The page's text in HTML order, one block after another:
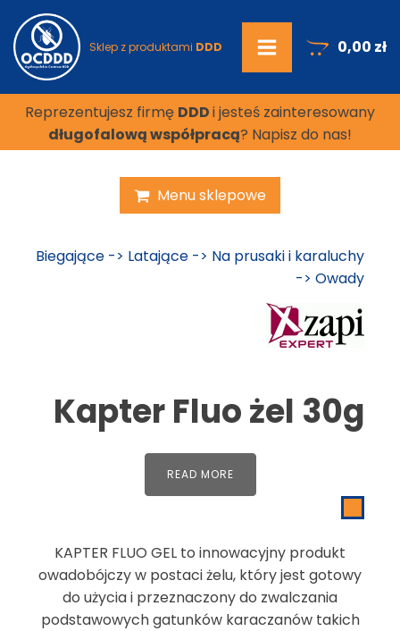
Sklep z produktami DDD 0,00 zł
Reprezentujesz firmę DDDi jesteś zainteresowany
długofalową współpracą? Napisz do nas!
Menu sklepowe
Biegające -> Latające -> Na prusaki i karaluchy
-> Owady
Kapter Fluo żel 30g
READ MORE
KAPTER FLUO GEL to innowacyjny produkt
owadobójczy w postaci żelu, który jest gotowy
do użycia i przeznaczony do zwalczania
podstawowych gatunków karaczanów takich